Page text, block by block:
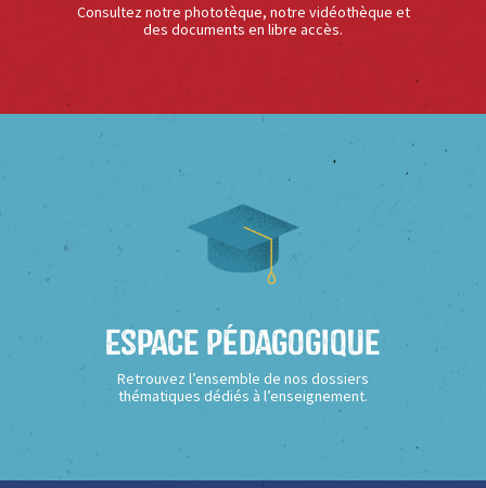
Consultez notre phototèque, notre vidéothèque et
des documents en libre accès.
Espace Pédagogique
Retrouvez l’ensemble de nos dossiers
thématiques dédiés à l’enseignement.